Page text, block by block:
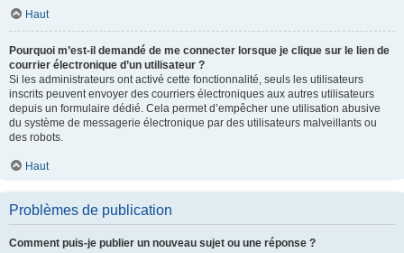
Haut
Pourquoi m’est-il demandé de me connecter lorsque je clique sur le lien de
courrier électronique d’un utilisateur ?
Si les administrateurs ont activé cette fonctionnalité, seuls les utilisateurs
inscrits peuvent envoyer des courriers électroniques aux autres utilisateurs
depuis un formulaire dédié. Cela permet d’empêcher une utilisation abusive
du système de messagerie électronique par des utilisateurs malveillants ou
des robots.
Haut
Problèmes de publication
Comment puis-je publier un nouveau sujet ou une réponse ?